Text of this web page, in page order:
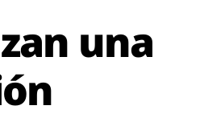
una